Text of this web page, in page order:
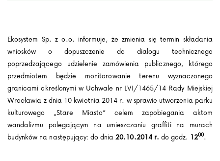
Ekosystem Sp. z o.o. informuje, że zmienia się termin składania
wniosków o dopuszczenie do dialogu technicznego
poprzedzającego udzielenie zamówienia publicznego, którego
przedmiotem będzie monitorowanie terenu wyznaczonego
granicami określonymi w Uchwale nr LVI/1465/14 Rady Miejskiej
Wrocławia z dnia 10 kwietnia 2014 r. w sprawie utworzenia parku
kulturowego „Stare Miasto” celem zapobiegania aktom
wandalizmu polegającym na umieszczaniu graffiti na murach
budynków na następujący: do dnia20.10.2014 r. do godz. 1200.